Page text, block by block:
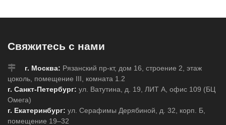
Свяжитесь с нами
г. Москва: Рязанский пр-кт, дом 16, строение 2, этаж
цоколь, помещение III, комната 1.2
г. Санкт-Петербург: ул. Ватутина, д. 19, ЛИТ А, офис 109 (БЦ
Омега)
г. Екатеринбург: ул. Серафимы Дерябиной, д. 32, корп. Б,
помещение 19–32